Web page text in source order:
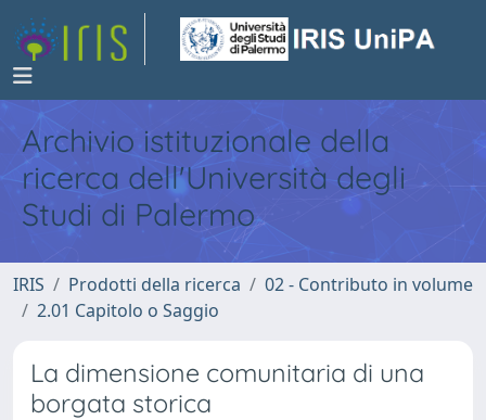
Archivio istituzionale della
ricerca dell'Università degli
Studi di Palermo
IRIS Prodotti della ricerca
02 - Contributo in volume
2.01 Capitolo o Saggio
La dimensione comunitaria di una
borgata storica